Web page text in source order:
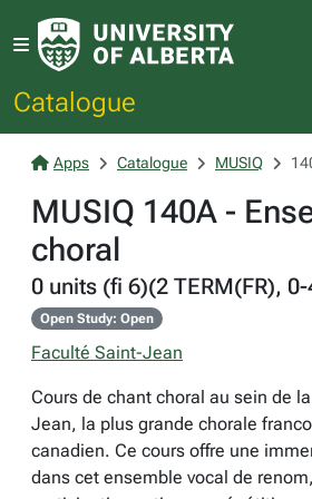
Catalogue
Apps Catalogue MUSIQ
MUSIQ 140A -
choral
0 units (fi 6)(2 TERM(FR),
Open Study: Open
Faculté Saint-Jean
Cours de chant choral au sein de
Jean, la plus grande chorale
canadien. Ce cours offre une
dans cet ensemble vocal de